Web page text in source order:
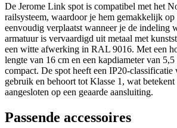
De Jerome Link spot is compatibel met het
railsysteem, waardoor je hem gemakkelijk op
eenvoudig verplaatst wanneer je de indeling
armatuur is vervaardigd uit metaal met
een witte afwerking in RAL 9016. Met een
lengte van 16 cm en een kapdiameter van
compact. De spot heeft een IP20-classificatie
gebruik en behoort tot Klasse 1, wat
aangesloten op een geaarde aansluiting.
Passende accessoires